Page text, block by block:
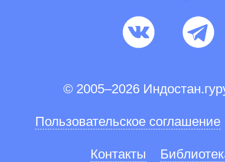
© 2005–2026
Пользовательское соглашение
Контакты